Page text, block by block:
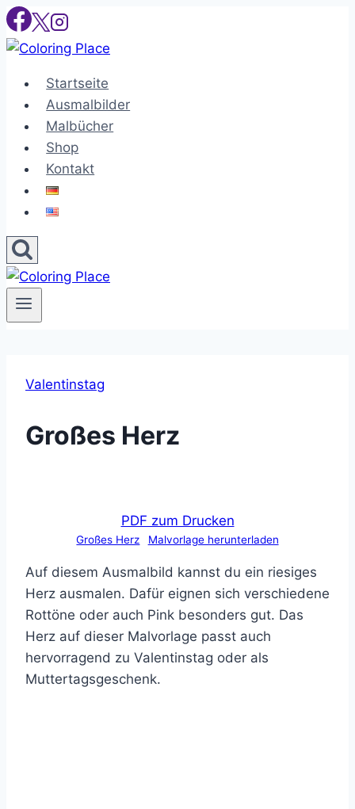
Skip
to
content
Startseite
Ausmalbilder
Malbücher
Shop
Kontakt
Valentinstag
Großes Herz
PDF zum Drucken
Großes Herz Malvorlage herunterladen
Auf diesem Ausmalbild kannst du ein riesiges
Herz ausmalen. Dafür eignen sich verschiedene
Rottöne oder auch Pink besonders gut. Das
Herz auf dieser Malvorlage passt auch
hervorragend zu Valentinstag oder als
Muttertagsgeschenk.